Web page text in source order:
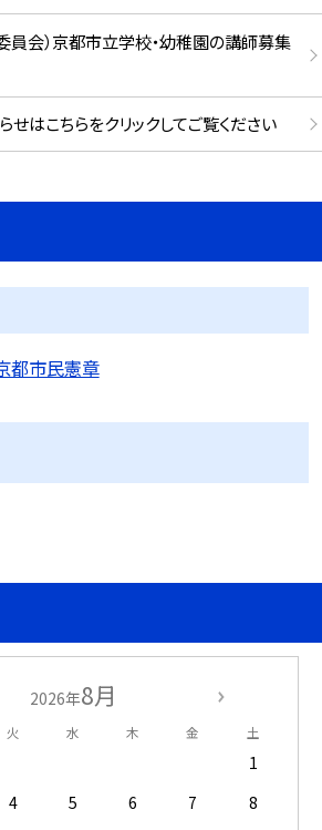
員会）京都市立学校・幼稚園の講師募集
はこちらをクリックしてご覧ください
都市民憲章
2026年8月
火 水 木 金 土
1
4 5 6 7
8